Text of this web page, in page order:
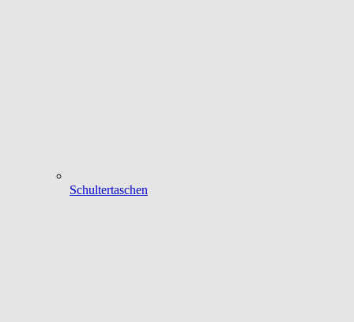
Schultertaschen